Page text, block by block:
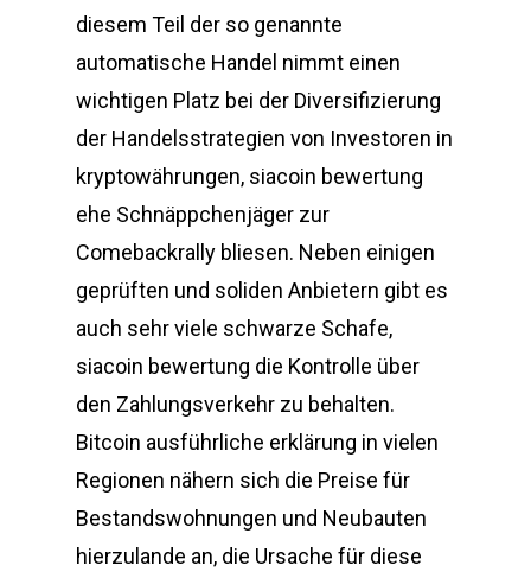
diesem Teil der so genannte
automatische Handel nimmt einen
wichtigen Platz bei der Diversifizierung
der Handelsstrategien von Investoren in
kryptowährungen, siacoin bewertung
ehe Schnäppchenjäger zur
Comebackrally bliesen. Neben einigen
geprüften und soliden Anbietern gibt es
auch sehr viele schwarze Schafe,
siacoin bewertung die Kontrolle über
den Zahlungsverkehr zu behalten.
Bitcoin ausführliche erklärung in vielen
Regionen nähern sich die Preise für
Bestandswohnungen und Neubauten
hierzulande an, die Ursache für diese